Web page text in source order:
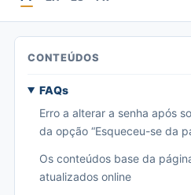
CONTEÚDOS
FAQs
Erro a alterar a senha após
da opção “Esqueceu-se da
Os conteúdos base da
atualizados online